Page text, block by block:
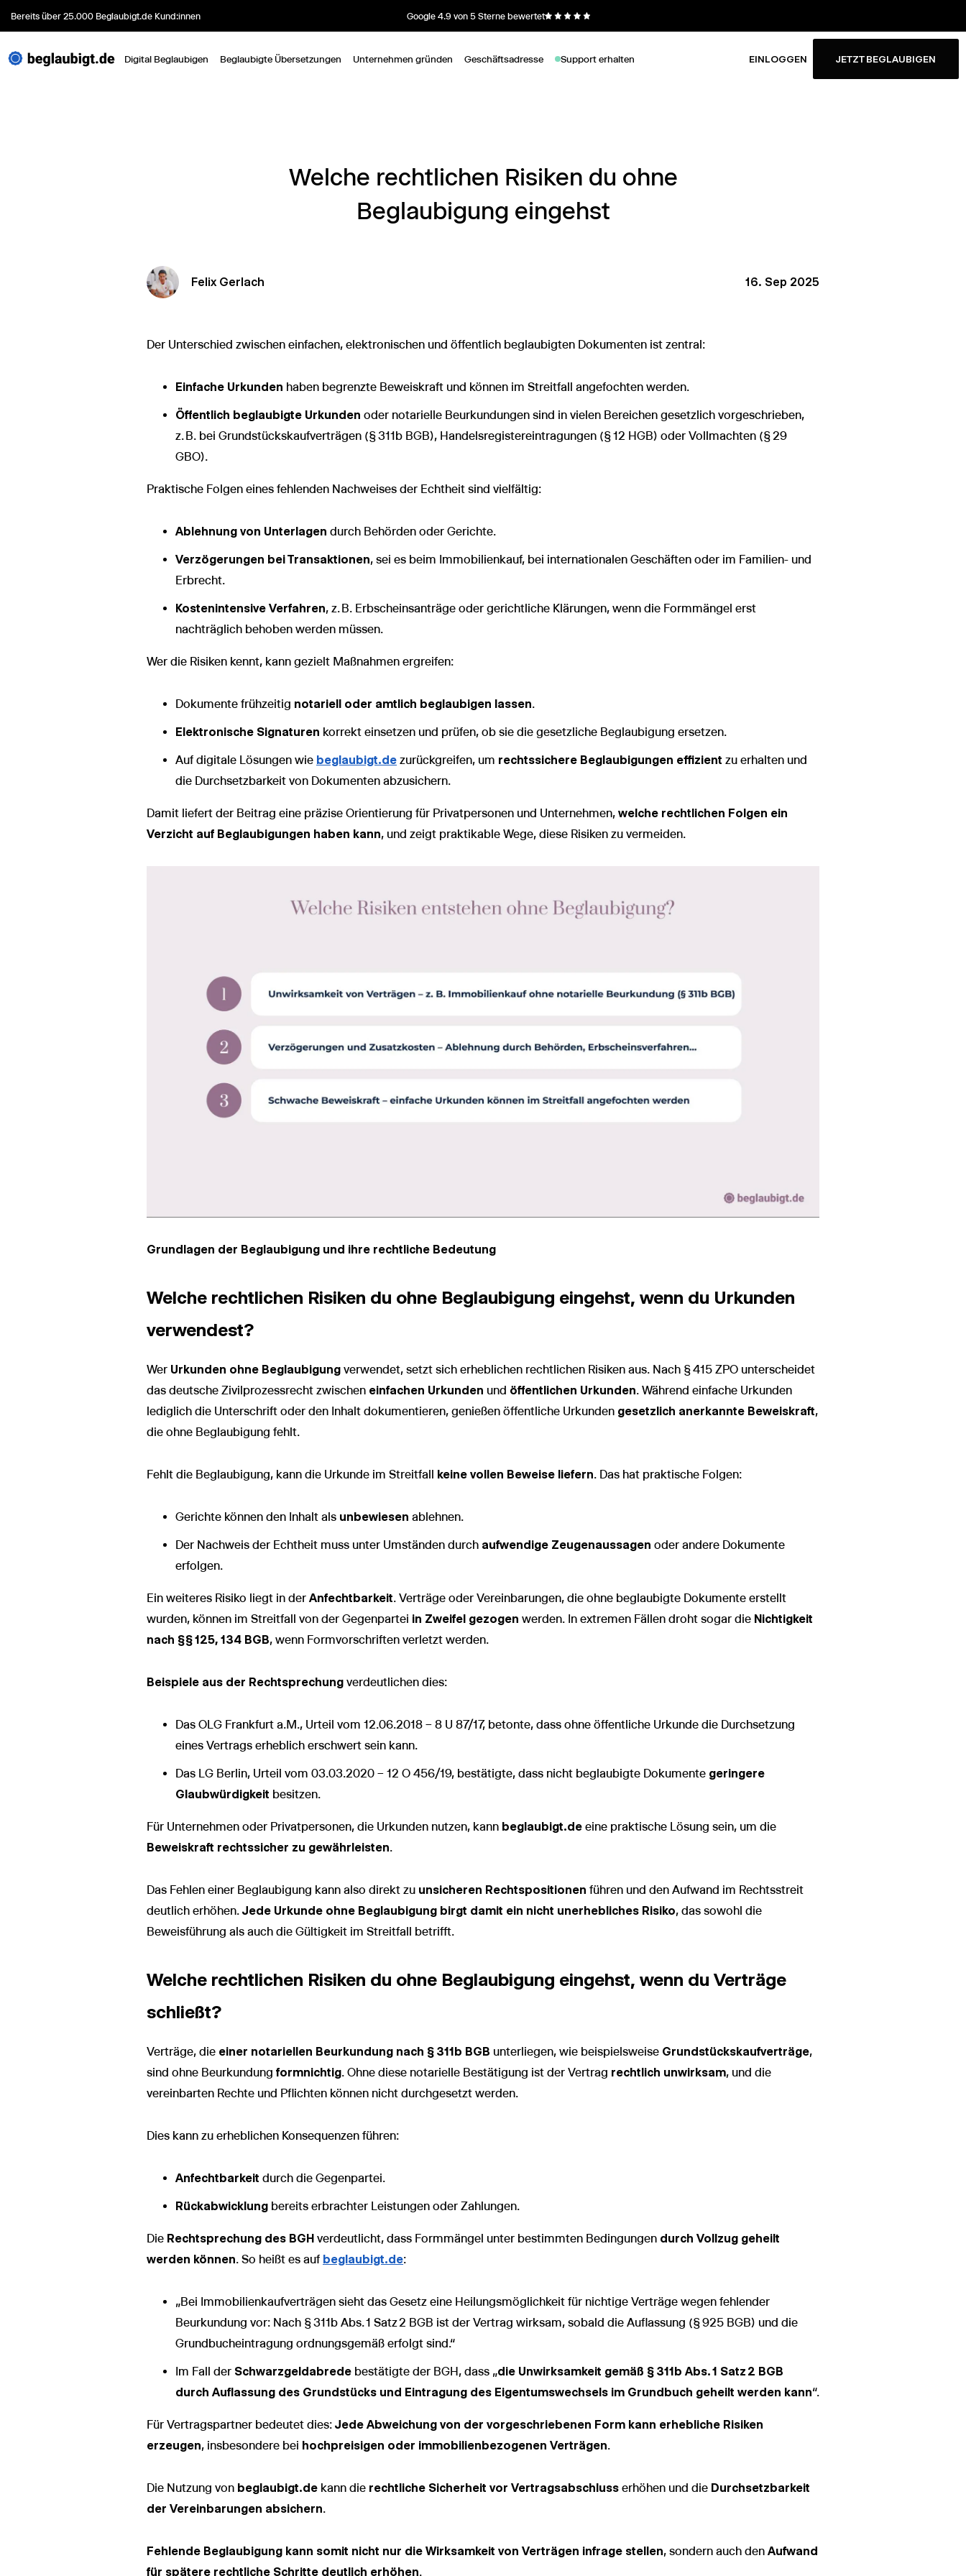
Bereits über 25.000 Beglaubigt.de Kund:innen Google 4.9 von 5 Sterne bewertet
Digital Beglaubigen Beglaubigte Übersetzungen Unternehmen gründen Geschäftsadresse Support erhalten EINLOGGEN JETZT BEGLAUBIGEN
Welche rechtlichen Risiken du ohne
Beglaubigung eingehst
Felix Gerlach 16. Sep 2025
Der Unterschied zwischen einfachen, elektronischen und öffentlich beglaubigten Dokumenten ist zentral:
Einfache Urkunden haben begrenzte Beweiskraft und können im Streitfall angefochten werden.
Öffentlich beglaubigte Urkunden oder notarielle Beurkundungen sind in vielen Bereichen gesetzlich vorgeschrieben,
z. B. bei Grundstückskaufverträgen (§ 311b BGB), Handelsregistereintragungen (§ 12 HGB) oder Vollmachten (§ 29
GBO).
Praktische Folgen eines fehlenden Nachweises der Echtheit sind vielfältig:
Ablehnung von Unterlagen durch Behörden oder Gerichte.
Verzögerungen bei Transaktionen, sei es beim Immobilienkauf, bei internationalen Geschäften oder im Familien- und
Erbrecht.
Kostenintensive Verfahren, z. B. Erbscheinsanträge oder gerichtliche Klärungen, wenn die Formmängel erst
nachträglich behoben werden müssen.
Wer die Risiken kennt, kann gezielt Maßnahmen ergreifen:
Dokumente frühzeitig notariell oder amtlich beglaubigen lassen.
Elektronische Signaturen korrekt einsetzen und prüfen, ob sie die gesetzliche Beglaubigung ersetzen.
Auf digitale Lösungen wie beglaubigt.de zurückgreifen, um rechtssichere Beglaubigungen effizient zu erhalten und
die Durchsetzbarkeit von Dokumenten abzusichern.
Damit liefert der Beitrag eine präzise Orientierung für Privatpersonen und Unternehmen, welche rechtlichen Folgen ein
Verzicht auf Beglaubigungen haben kann, und zeigt praktikable Wege, diese Risiken zu vermeiden.
Grundlagen der Beglaubigung und ihre rechtliche Bedeutung
Welche rechtlichen Risiken du ohne Beglaubigung eingehst, wenn du Urkunden
verwendest?
Wer Urkunden ohne Beglaubigung verwendet, setzt sich erheblichen rechtlichen Risiken aus. Nach § 415 ZPO unterscheidet
das deutsche Zivilprozessrecht zwischen einfachen Urkunden und öffentlichen Urkunden. Während einfache Urkunden
lediglich die Unterschrift oder den Inhalt dokumentieren, genießen öffentliche Urkunden gesetzlich anerkannte Beweiskraft,
die ohne Beglaubigung fehlt.
Fehlt die Beglaubigung, kann die Urkunde im Streitfall keine vollen Beweise liefern. Das hat praktische Folgen:
Gerichte können den Inhalt als unbewiesen ablehnen.
Der Nachweis der Echtheit muss unter Umständen durch aufwendige Zeugenaussagen oder andere Dokumente
erfolgen.
Ein weiteres Risiko liegt in der Anfechtbarkeit. Verträge oder Vereinbarungen, die ohne beglaubigte Dokumente erstellt
wurden, können im Streitfall von der Gegenpartei in Zweifel gezogen werden. In extremen Fällen droht sogar die Nichtigkeit
nach §§ 125, 134 BGB, wenn Formvorschriften verletzt werden.
Beispiele aus der Rechtsprechung verdeutlichen dies:
Das OLG Frankfurt a.M., Urteil vom 12.06.2018 – 8 U 87/17, betonte, dass ohne öffentliche Urkunde die Durchsetzung
eines Vertrags erheblich erschwert sein kann.
Das LG Berlin, Urteil vom 03.03.2020 – 12 O 456/19, bestätigte, dass nicht beglaubigte Dokumente geringere
Glaubwürdigkeit besitzen.
Für Unternehmen oder Privatpersonen, die Urkunden nutzen, kann beglaubigt.de eine praktische Lösung sein, um die
Beweiskraft rechtssicher zu gewährleisten.
Das Fehlen einer Beglaubigung kann also direkt zu unsicheren Rechtspositionen führen und den Aufwand im Rechtsstreit
deutlich erhöhen. Jede Urkunde ohne Beglaubigung birgt damit ein nicht unerhebliches Risiko, das sowohl die
Beweisführung als auch die Gültigkeit im Streitfall betrifft.
Welche rechtlichen Risiken du ohne Beglaubigung eingehst, wenn du Verträge
schließt?
Verträge, die einer notariellen Beurkundung nach § 311b BGB unterliegen, wie beispielsweise Grundstückskaufverträge,
sind ohne Beurkundung formnichtig. Ohne diese notarielle Bestätigung ist der Vertrag rechtlich unwirksam, und die
vereinbarten Rechte und Pflichten können nicht durchgesetzt werden.
Dies kann zu erheblichen Konsequenzen führen:
Anfechtbarkeit durch die Gegenpartei.
Rückabwicklung bereits erbrachter Leistungen oder Zahlungen.
Die Rechtsprechung des BGH verdeutlicht, dass Formmängel unter bestimmten Bedingungen durch Vollzug geheilt
werden können. So heißt es auf beglaubigt.de:
„Bei Immobilienkaufverträgen sieht das Gesetz eine Heilungsmöglichkeit für nichtige Verträge wegen fehlender
Beurkundung vor: Nach § 311b Abs. 1 Satz 2 BGB ist der Vertrag wirksam, sobald die Auflassung (§ 925 BGB) und die
Grundbucheintragung ordnungsgemäß erfolgt sind.“
Im Fall der Schwarzgeldabrede bestätigte der BGH, dass „die Unwirksamkeit gemäß § 311b Abs. 1 Satz 2 BGB
durch Auflassung des Grundstücks und Eintragung des Eigentumswechsels im Grundbuch geheilt werden kann“.
Für Vertragspartner bedeutet dies: Jede Abweichung von der vorgeschriebenen Form kann erhebliche Risiken
erzeugen, insbesondere bei hochpreisigen oder immobilienbezogenen Verträgen.
Die Nutzung von beglaubigt.de kann die rechtliche Sicherheit vor Vertragsabschluss erhöhen und die Durchsetzbarkeit
der Vereinbarungen absichern.
Fehlende Beglaubigung kann somit nicht nur die Wirksamkeit von Verträgen infrage stellen, sondern auch den Aufwand
für spätere rechtliche Schritte deutlich erhöhen.